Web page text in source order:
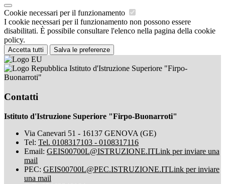
Cookie necessari per il funzionamento
I cookie necessari per il funzionamento non possono essere
disabilitati. È possibile consultare l'elenco nella pagina della cookie
policy.
Accetta tutti Salva le preferenze
Istituto d'Istruzione Superiore "Firpo-
Buonarroti"
Contatti
Istituto d'Istruzione Superiore "Firpo-Buonarroti"
Via Canevari 51 - 16137 GENOVA (GE)
Tel: Tel. 0108317103 - 0108317116
Email: GEIS00700L@ISTRUZIONE.ITLink per inviare una
mail
PEC: GEIS00700L@PEC.ISTRUZIONE.ITLink per inviare
una mail